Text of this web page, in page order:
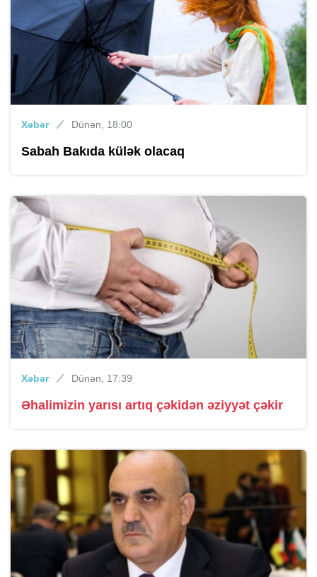
Xəbər Dünən, 18:00
Sabah Bakıda külək olacaq
Xəbər Dünən, 17:39
Əhalimizin yarısı artıq çəkidən əziyyət çəkir